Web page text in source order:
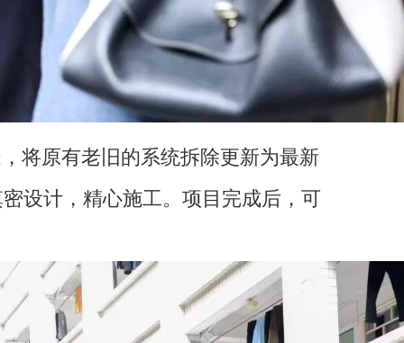
原有老旧的系统拆除更新为最新
设计，精心施工。项目完成后，可